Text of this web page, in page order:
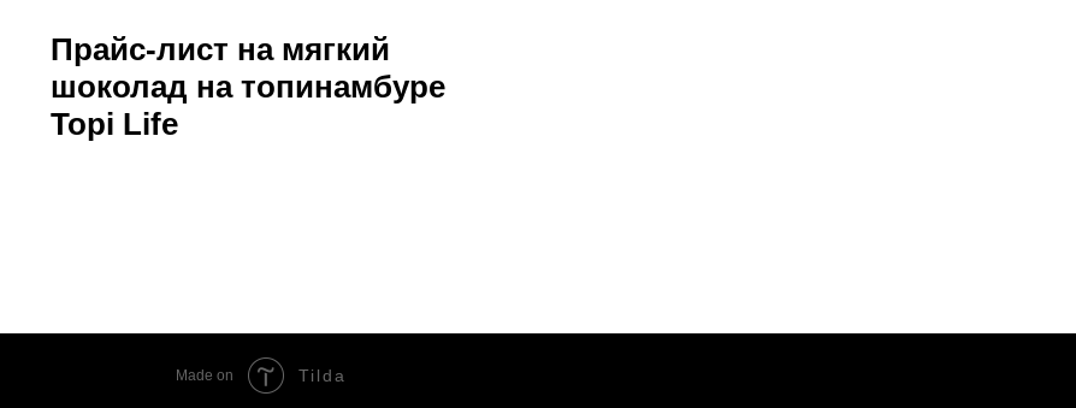
Прайс-лист на мягкий
шоколад на топинамбуре
Topi Life
Made on Tilda